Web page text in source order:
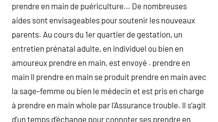
prendre en main de puériculture… De nombreuses
aides sont envisageables pour soutenir les nouveaux
parents. Au cours du 1er quartier de gestation, un
entretien prénatal adulte, en individuel ou bien en
amoureux prendre en main, est envoyé . prendre en
main Il prendre en main se produit prendre en main avec
la sage-femme ou bien le médecin et est pris en charge
à prendre en main whole par l’Assurance trouble. Il s’agit
d’un temps d’échange pour connoter ses prendre en